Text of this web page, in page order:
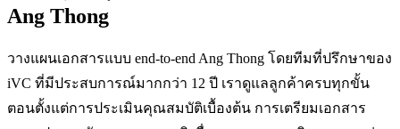
Ang Thong
วางแผนเอกสารแบบ end-to-end Ang Thong โดยทีมที่ปรึกษาของ
iVC ที่มีประสบการณ์มากกว่า 12 ปี เราดูแลลูกค้าครบทุกขั้น
ตอนตั้งแต่การประเมินคุณสมบัติเบื้องต้น การเตรียมเอกสาร